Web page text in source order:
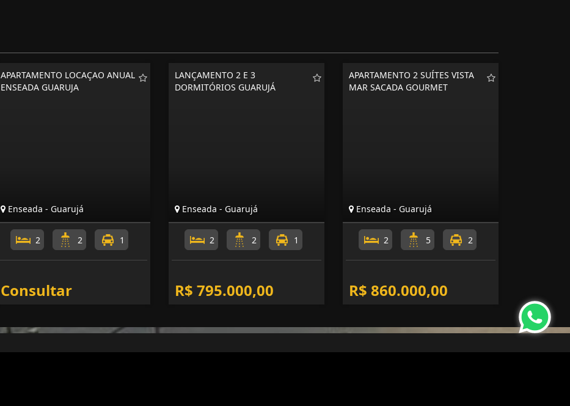
APARTAMENTO LOCAÇAO ANUAL
ENSEADA GUARUJA
Enseada - Guarujá
2 2 1
Consultar
LANÇAMENTO 2 E 3
DORMITÓRIOS GUARUJÁ
Enseada - Guarujá
2 2 1
R$ 795.000,00
APARTAMENTO 2 SUÍTES VISTA
MAR SACADA GOURMET
Enseada - Guarujá
2 5 2
R$ 860.000,00